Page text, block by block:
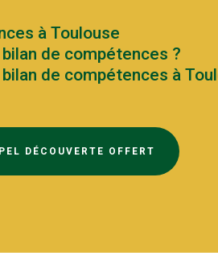
à Toulouse
de compétences ?
de compétences à
DÉCOUVERTE OFFERT